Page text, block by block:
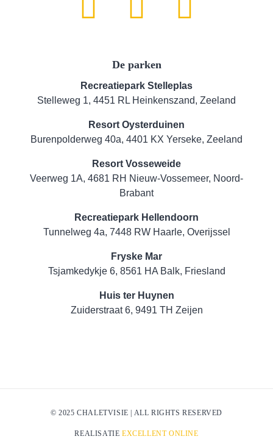
De parken
Recreatiepark Stelleplas
Stelleweg 1, 4451 RL Heinkenszand, Zeeland
Resort Oysterduinen
Burenpolderweg 40a, 4401 KX Yerseke, Zeeland
Resort Vosseweide
Veerweg 1A, 4681 RH Nieuw-Vossemeer, Noord-
Brabant
Recreatiepark Hellendoorn
Tunnelweg 4a, 7448 RW Haarle, Overijssel
Fryske Mar
Tsjamkedykje 6, 8561 HA Balk, Friesland
Huis ter Huynen
Zuiderstraat 6, 9491 TH Zeijen
© 2025 CHALETVISIE | ALL RIGHTS RESERVED
REALISATIE EXCELLENT ONLINE